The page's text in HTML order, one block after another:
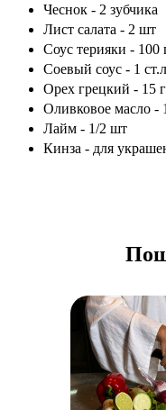
Чеснок - 2 зубчика
Лист салата - 2 шт
Соус терияки - 100
Соевый соус - 1
Орех грецкий - 15 г
Оливковое масло -
Лайм - 1/2 шт
Кинза - для